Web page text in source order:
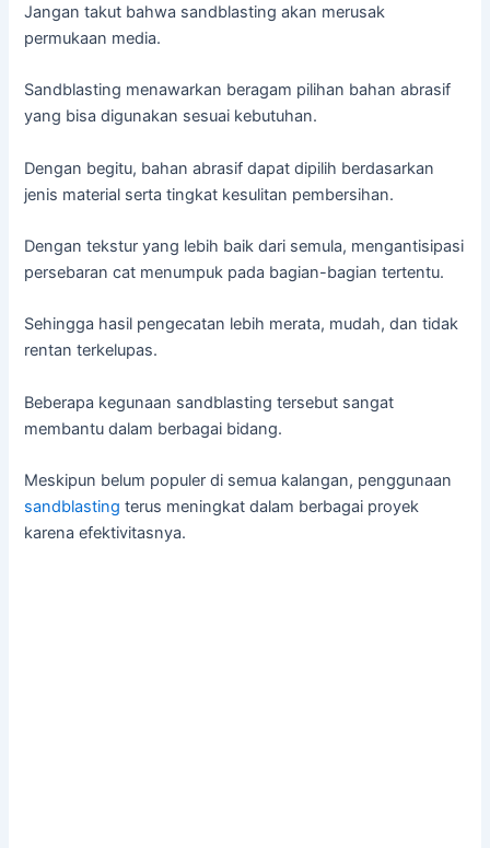
Jangan takut bahwa sandblasting akan merusak
permukaan media.
Sandblasting menawarkan beragam pilihan bahan abrasif
yang bisa digunakan sesuai kebutuhan.
Dengan begitu, bahan abrasif dapat dipilih berdasarkan
jenis material serta tingkat kesulitan pembersihan.
Dengan tekstur yang lebih baik dari semula, mengantisipasi
persebaran cat menumpuk pada bagian-bagian tertentu.
Sehingga hasil pengecatan lebih merata, mudah, dan tidak
rentan terkelupas.
Beberapa kegunaan sandblasting tersebut sangat
membantu dalam berbagai bidang.
Meskipun belum populer di semua kalangan, penggunaan
sandblasting terus meningkat dalam berbagai proyek
karena efektivitasnya.